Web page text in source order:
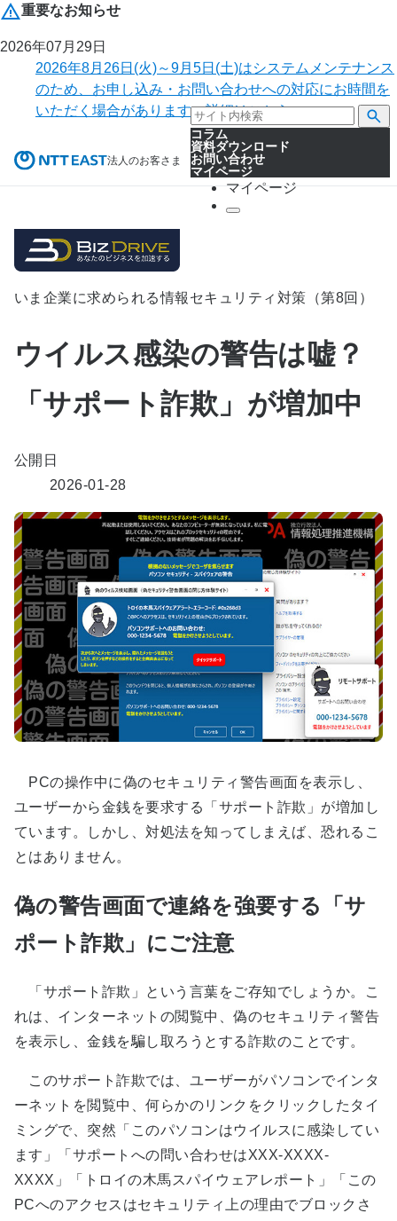
重要なお知らせ
2026年07月29日
2026年8月26日(火)～9月5日(土)はシステムメンテナンス
のため、お申し込み・お問い合わせへの対応にお時間を
いただく場合があります。詳細はこちら。
法人のお客さま
コラム
資料ダウンロード
お問い合わせ
マイページ
マイページ
いま企業に求められる情報セキュリティ対策（第8回）
ウイルス感染の警告は嘘？
「サポート詐欺」が増加中
公開日
2026-01-28
PCの操作中に偽のセキュリティ警告画面を表示し、
ユーザーから金銭を要求する「サポート詐欺」が増加し
ています。しかし、対処法を知ってしまえば、恐れるこ
とはありません。
偽の警告画面で連絡を強要する「サ
ポート詐欺」にご注意
「サポート詐欺」という言葉をご存知でしょうか。こ
れは、インターネットの閲覧中、偽のセキュリティ警告
を表示し、金銭を騙し取ろうとする詐欺のことです。
このサポート詐欺では、ユーザーがパソコンでインタ
ーネットを閲覧中、何らかのリンクをクリックしたタイ
ミングで、突然「このパソコンはウイルスに感染してい
ます」「サポートへの問い合わせはXXX-XXXX-
XXXX」「トロイの木馬スパイウェアレポート」「この
PCへのアクセスはセキュリティ上の理由でブロックさ